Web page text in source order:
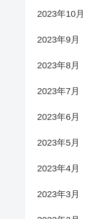
2023年10月
2023年9月
2023年8月
2023年7月
2023年6月
2023年5月
2023年4月
2023年3月